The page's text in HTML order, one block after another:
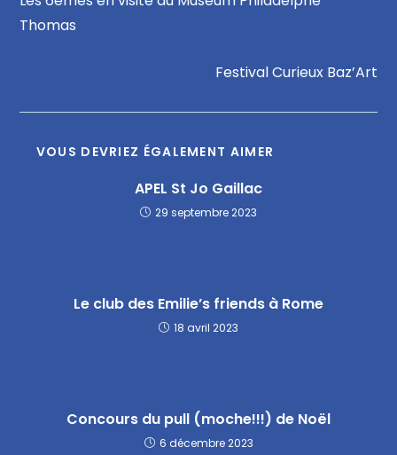
Thomas
Festival Curieux Baz’Art
VOUS DEVRIEZ ÉGALEMENT AIMER
APEL St Jo Gaillac
29 septembre 2023
Le club des Emilie’s friends à Rome
18 avril 2023
Concours du pull (moche!!!) de Noël
6 décembre 2023